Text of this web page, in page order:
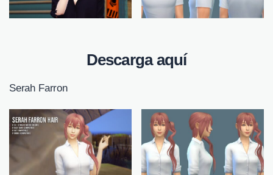
Descarga aquí
Serah Farron